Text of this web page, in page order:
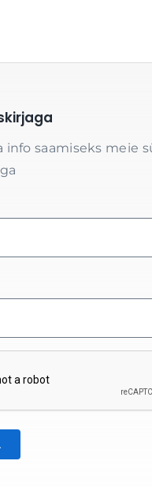
info saamiseks meie